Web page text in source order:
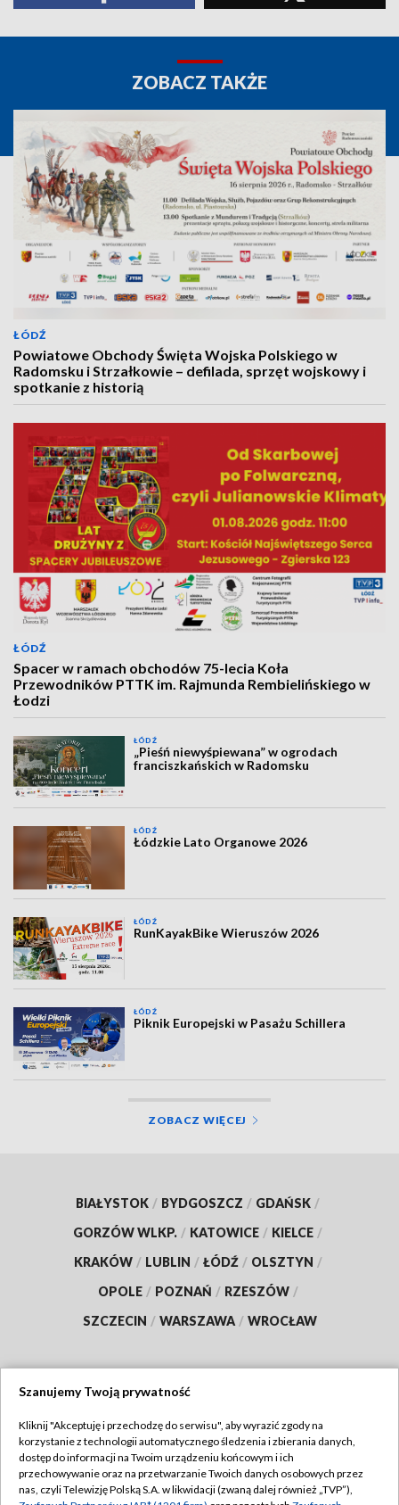
ZOBACZ TAKŻE
ŁÓDŹ
Powiatowe Obchody Święta Wojska Polskiego w
Radomsku i Strzałkowie – defilada, sprzęt wojskowy i
spotkanie z historią
ŁÓDŹ
Spacer w ramach obchodów 75-lecia Koła
Przewodników PTTK im. Rajmunda Rembielińskiego w
Łodzi
ŁÓDŹ
„Pieśń niewyśpiewana” w ogrodach
franciszkańskich w Radomsku
ŁÓDŹ
Łódzkie Lato Organowe 2026
ŁÓDŹ
RunKayakBike Wieruszów 2026
ŁÓDŹ
Piknik Europejski w Pasażu Schillera
ZOBACZ WIĘCEJ
BIAŁYSTOK / BYDGOSZCZ / GDAŃSK /
GORZÓW WLKP. / KATOWICE / KIELCE /
KRAKÓW / LUBLIN / ŁÓDŹ / OLSZTYN /
OPOLE / POZNAŃ / RZESZÓW /
SZCZECIN / WARSZAWA / WROCŁAW
TVP
Abonament TVP
Regulamin TVP
Szanujemy Twoją prywatność
Kliknij "Akceptuję i przechodzę do serwisu", aby wyrazić zgody na
korzystanie z technologii automatycznego śledzenia i zbierania danych,
dostęp do informacji na Twoim urządzeniu końcowym i ich
przechowywanie oraz na przetwarzanie Twoich danych osobowych przez
nas, czyli Telewizję Polską S.A. w likwidacji (zwaną dalej również „TVP”),